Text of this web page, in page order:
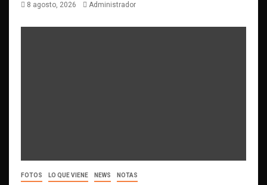
8 agosto, 2026 Administrador
FOTOS LO QUE VIENE NEWS NOTAS